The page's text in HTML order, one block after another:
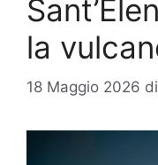
la
18 Maggio 2026 di